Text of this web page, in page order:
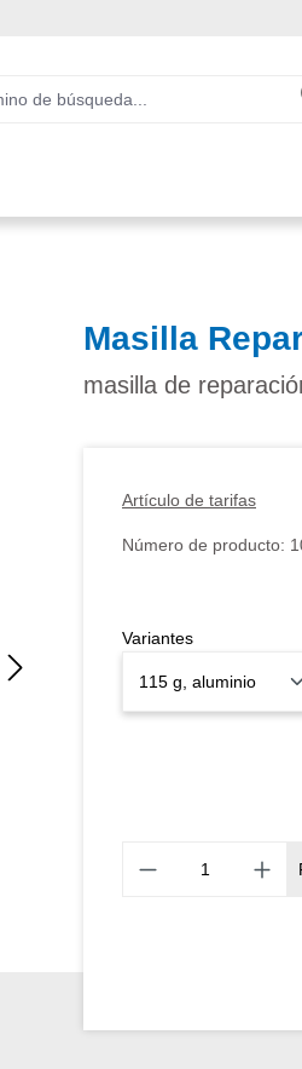
Masilla
masilla de
Artículo de tarifas
Número de producto:
Variantes